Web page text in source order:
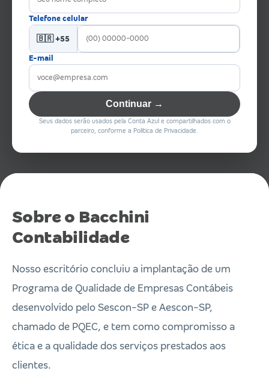
Telefone celular
🇧🇷 +55
E-mail
Continuar →
Seus dados serão usados pela Conta Azul e compartilhados com o
parceiro, conforme a Política de Privacidade.
Sobre o Bacchini
Contabilidade
Nosso escritório concluiu a implantação de um
Programa de Qualidade de Empresas Contábeis
desenvolvido pelo Sescon-SP e Aescon-SP,
chamado de PQEC, e tem como compromisso a
ética e a qualidade dos serviços prestados aos
clientes.